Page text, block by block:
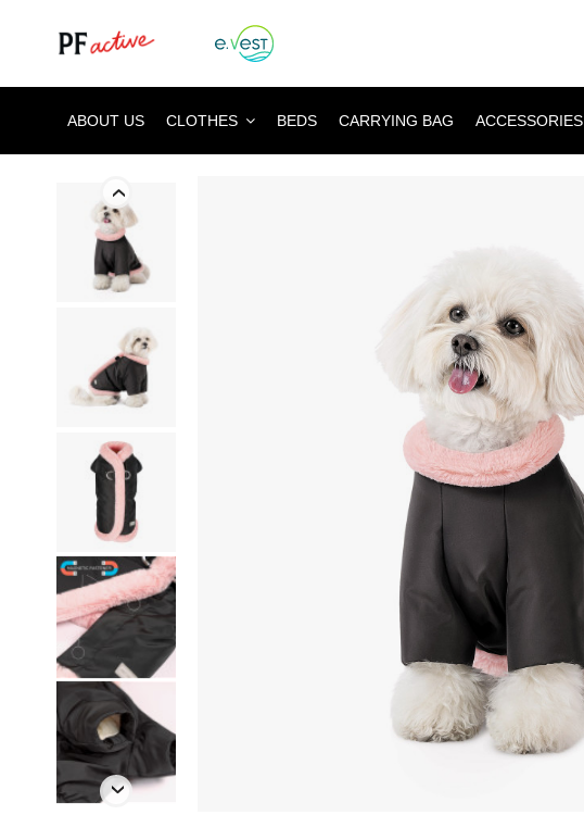
ABOUT US CLOTHES BEDS CARRYING BAG ACCESSORIES